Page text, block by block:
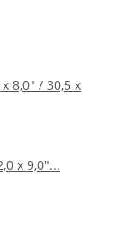
8,0" / 30,5 x